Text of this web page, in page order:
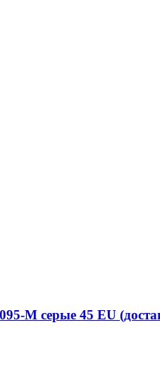
M серые 45 EU